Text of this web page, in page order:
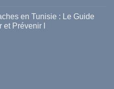
en Tunisie : Le Guide
Prévenir l